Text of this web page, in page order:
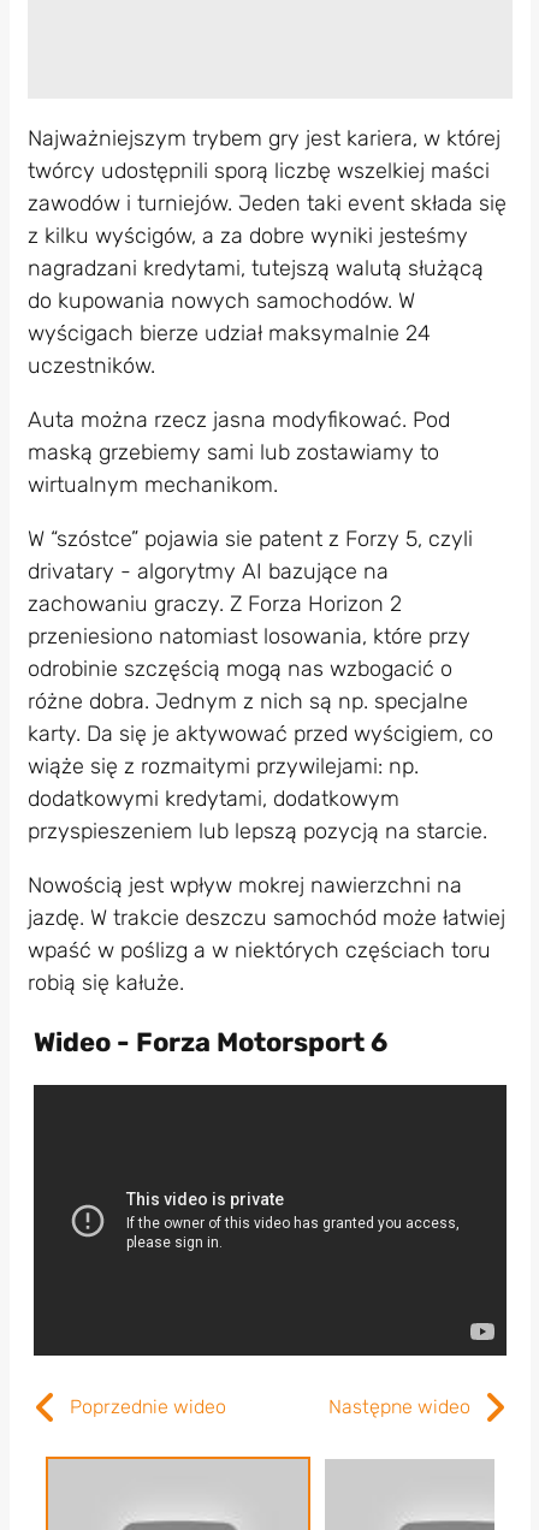
Najważniejszym trybem gry jest kariera, w której
twórcy udostępnili sporą liczbę wszelkiej maści
zawodów i turniejów. Jeden taki event składa się
z kilku wyścigów, a za dobre wyniki jesteśmy
nagradzani kredytami, tutejszą walutą służącą
do kupowania nowych samochodów. W
wyścigach bierze udział maksymalnie 24
uczestników.
Auta można rzecz jasna modyfikować. Pod
maską grzebiemy sami lub zostawiamy to
wirtualnym mechanikom.
W “szóstce” pojawia sie patent z Forzy 5, czyli
drivatary - algorytmy AI bazujące na
zachowaniu graczy. Z Forza Horizon 2
przeniesiono natomiast losowania, które przy
odrobinie szczęścią mogą nas wzbogacić o
różne dobra. Jednym z nich są np. specjalne
karty. Da się je aktywować przed wyścigiem, co
wiąże się z rozmaitymi przywilejami: np.
dodatkowymi kredytami, dodatkowym
przyspieszeniem lub lepszą pozycją na starcie.
Nowością jest wpływ mokrej nawierzchni na
jazdę. W trakcie deszczu samochód może łatwiej
wpaść w poślizg a w niektórych częściach toru
robią się kałuże.
Wideo - Forza Motorsport 6
Poprzednie wideo Następne wideo